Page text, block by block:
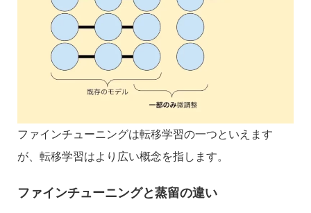
ファインチューニングは転移学習の一つといえます
が、転移学習はより広い概念を指します。
ファインチューニングと蒸留の違い